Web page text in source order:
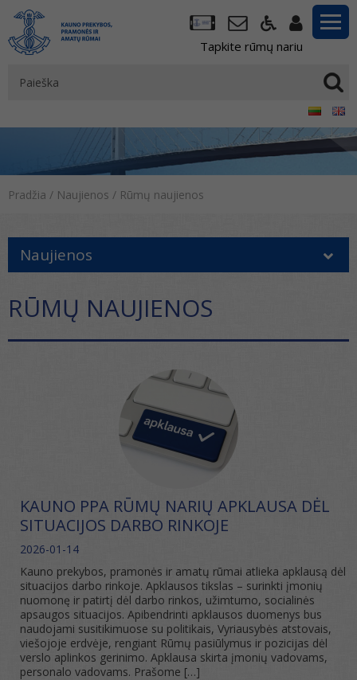
Tapkite rūmų nariu
Pradžia / Naujienos / Rūmų naujienos
Naujienos
RŪMŲ NAUJIENOS
KAUNO PPA RŪMŲ NARIŲ APKLAUSA DĖL
SITUACIJOS DARBO RINKOJE
2026-01-14
Kauno prekybos, pramonės ir amatų rūmai atlieka apklausą dėl
situacijos darbo rinkoje. Apklausos tikslas – surinkti įmonių
nuomonę ir patirtį dėl darbo rinkos, užimtumo, socialinės
apsaugos situacijos. Apibendrinti apklausos duomenys bus
naudojami susitikimuose su politikais, Vyriausybės atstovais,
viešojoje erdvėje, rengiant Rūmų pasiūlymus ir pozicijas dėl
verslo aplinkos gerinimo. Apklausa skirta įmonių vadovams,
personalo vadovams. Prašome […]